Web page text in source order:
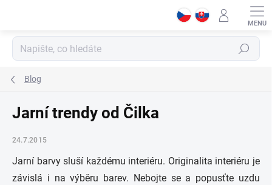
Hledat
Blog
Jarní trendy od Čilka
24.7.2015
Jarní barvy sluší každému interiéru. Originalita interiéru je
závislá i na výběru barev. Nebojte se a popusťte uzdu